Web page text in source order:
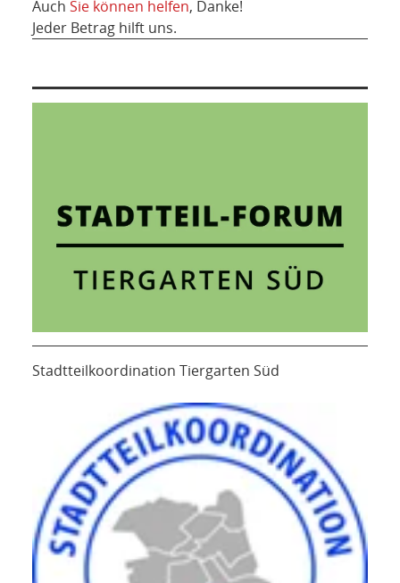
Auch Sie können helfen, Danke!
Jeder Betrag hilft uns.
Stadtteilkoordination Tiergarten Süd